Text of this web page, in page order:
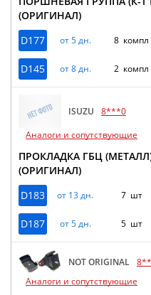
(ОРИГИНАЛ)
D177
от 5 дн. 8 компл
D145 от 8 дн. 2 компл
ISUZU
8***0
Аналоги и сопутствующие
ПРОКЛАДКА ГБЦ (МЕТАЛЛ)
(ОРИГИНАЛ)
D183
от 13 дн. 7 шт
D187 от 5 дн. 5 шт
NOT ORIGINAL
Аналоги и сопутствующие